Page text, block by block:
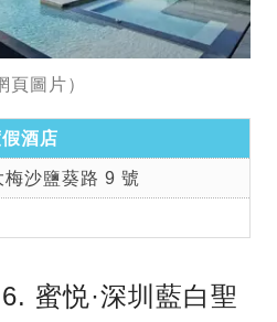
頁圖片）
酒店
梅沙鹽葵路 9 號
蜜悦·深圳藍白聖